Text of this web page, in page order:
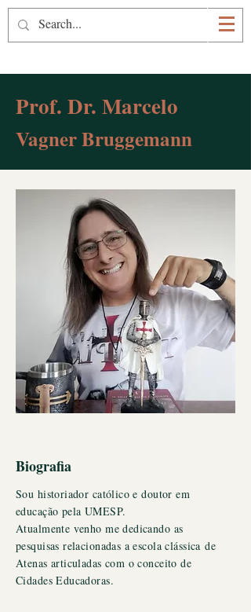
Prof. Marcelo Bruggemann
Prof. Dr. Marcelo
Vagner Bruggemann
Biografia
Sou historiador católico e doutor em
educação pela UMESP.
Atualmente venho me dedicando as
pesquisas relacionadas a escolaclássica de
Atenas articuladas com o conceito de
Cidades Educadoras.